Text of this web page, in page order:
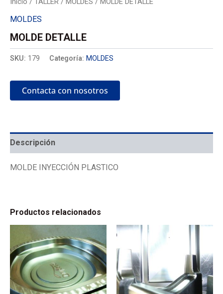
MOLDES
MOLDE DETALLE
SKU: 179 Categoría: MOLDES
Contacta con nosotros
Descripción
MOLDE INYECCIÓN PLASTICO
Productos relacionados